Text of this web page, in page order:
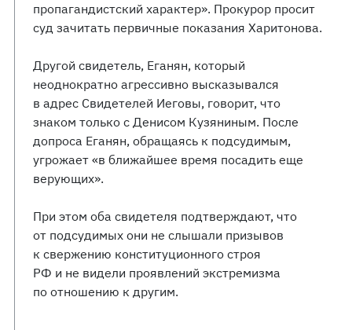
пропагандистский характер». Прокурор просит
суд зачитать первичные показания Харитонова.
Другой свидетель, Еганян, который
неоднократно агрессивно высказывался
в адрес Свидетелей Иеговы, говорит, что
знаком только с Денисом Кузяниным. После
допроса Еганян, обращаясь к подсудимым,
угрожает «в ближайшее время посадить еще
верующих».
При этом оба свидетеля подтверждают, что
от подсудимых они не слышали призывов
к свержению конституционного строя
РФ и не видели проявлений экстремизма
по отношению к другим.